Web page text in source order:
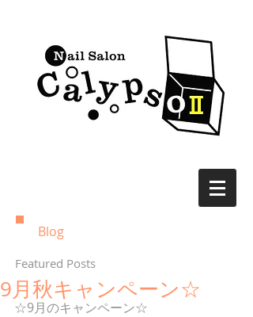
Blog
Featured Posts
9月秋キャンペーン☆
☆9月のキャンペーン☆